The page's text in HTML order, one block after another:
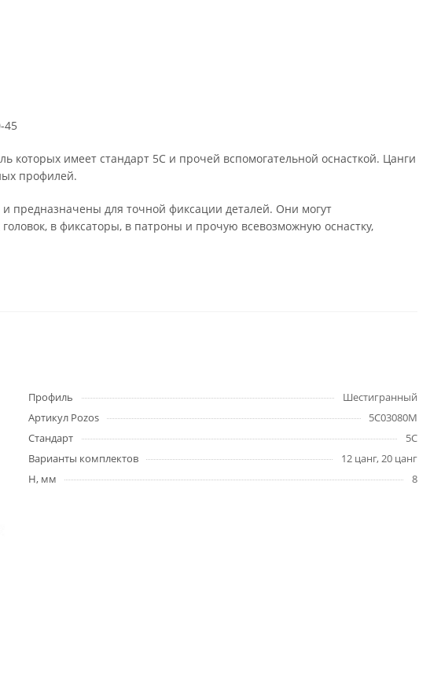
45
имеет стандарт 5С и прочей вспомогательной оснасткой. Цанги
профилей.
для точной фиксации деталей. Они могут
в фиксаторы, в патроны и прочую всевозможную оснастку,
Профиль
Шестигранный
Артикул Pozos
5C03080M
Стандарт
5C
Варианты комплектов
12 цанг, 20 цанг
H, мм
8